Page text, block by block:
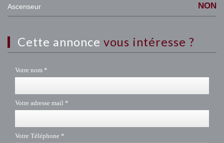
Ascenseur NON
cette annonce vous intéresse ?
Votre nom *
Votre adresse mail *
Votre Téléphone *